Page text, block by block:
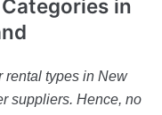
in
rental types in New
suppliers. Hence, no